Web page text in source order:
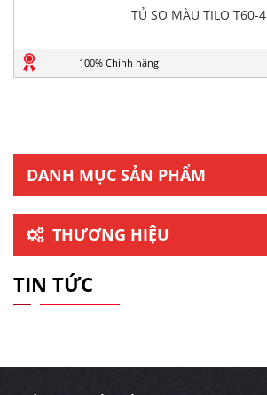
TỦ SO MÀU TILO T60-4
100% Chính hãng
DANH MỤC SẢN PHẨM
THƯƠNG HIỆU
TIN TỨC